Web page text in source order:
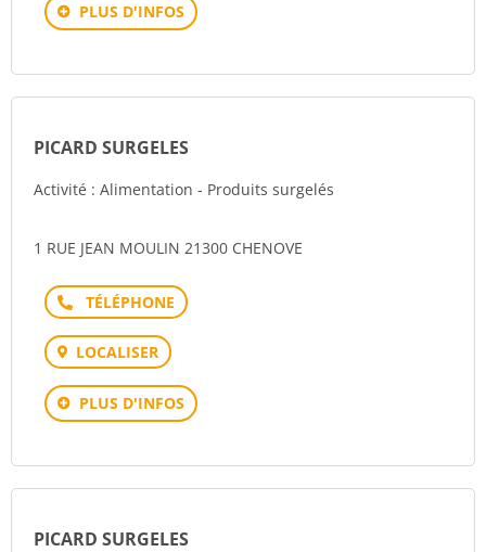
PLUS D'INFOS
PICARD SURGELES
Activité : Alimentation - Produits surgelés
1 RUE JEAN MOULIN 21300 CHENOVE
Téléphone
LOCALISER
PLUS D'INFOS
PICARD SURGELES